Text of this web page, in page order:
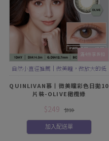
滿4件享折扣
自然小直徑推薦｜微美瞳，微放大的低
調質感
QUINLIVAN慕丨微美瞳彩色日拋10
片裝-OLIVE橄欖綠
$249 $310
加入配送單